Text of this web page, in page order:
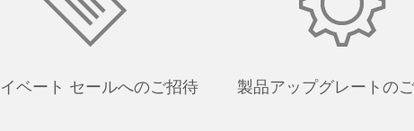
ベート セールへのご招待 製品アップグレートの